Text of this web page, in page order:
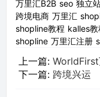
万里汇B2B seo 独立
跨境电商 万里汇
shopline教程 kalles教
shopline 万里汇注册
上一篇:
下一篇: 跨境兴运